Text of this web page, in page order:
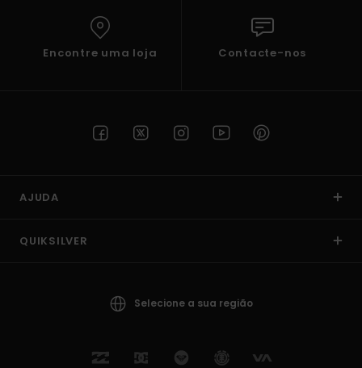
Encontre uma loja Contacte-nos
AJUDA
QUIKSILVER
Selecione a sua região